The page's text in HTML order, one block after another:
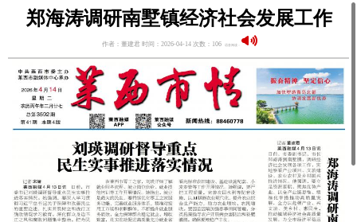
郑海涛调研南墅镇经济社会发展工作
作者：董建君 时间：2026-04-14 次数：106 语音阅读：